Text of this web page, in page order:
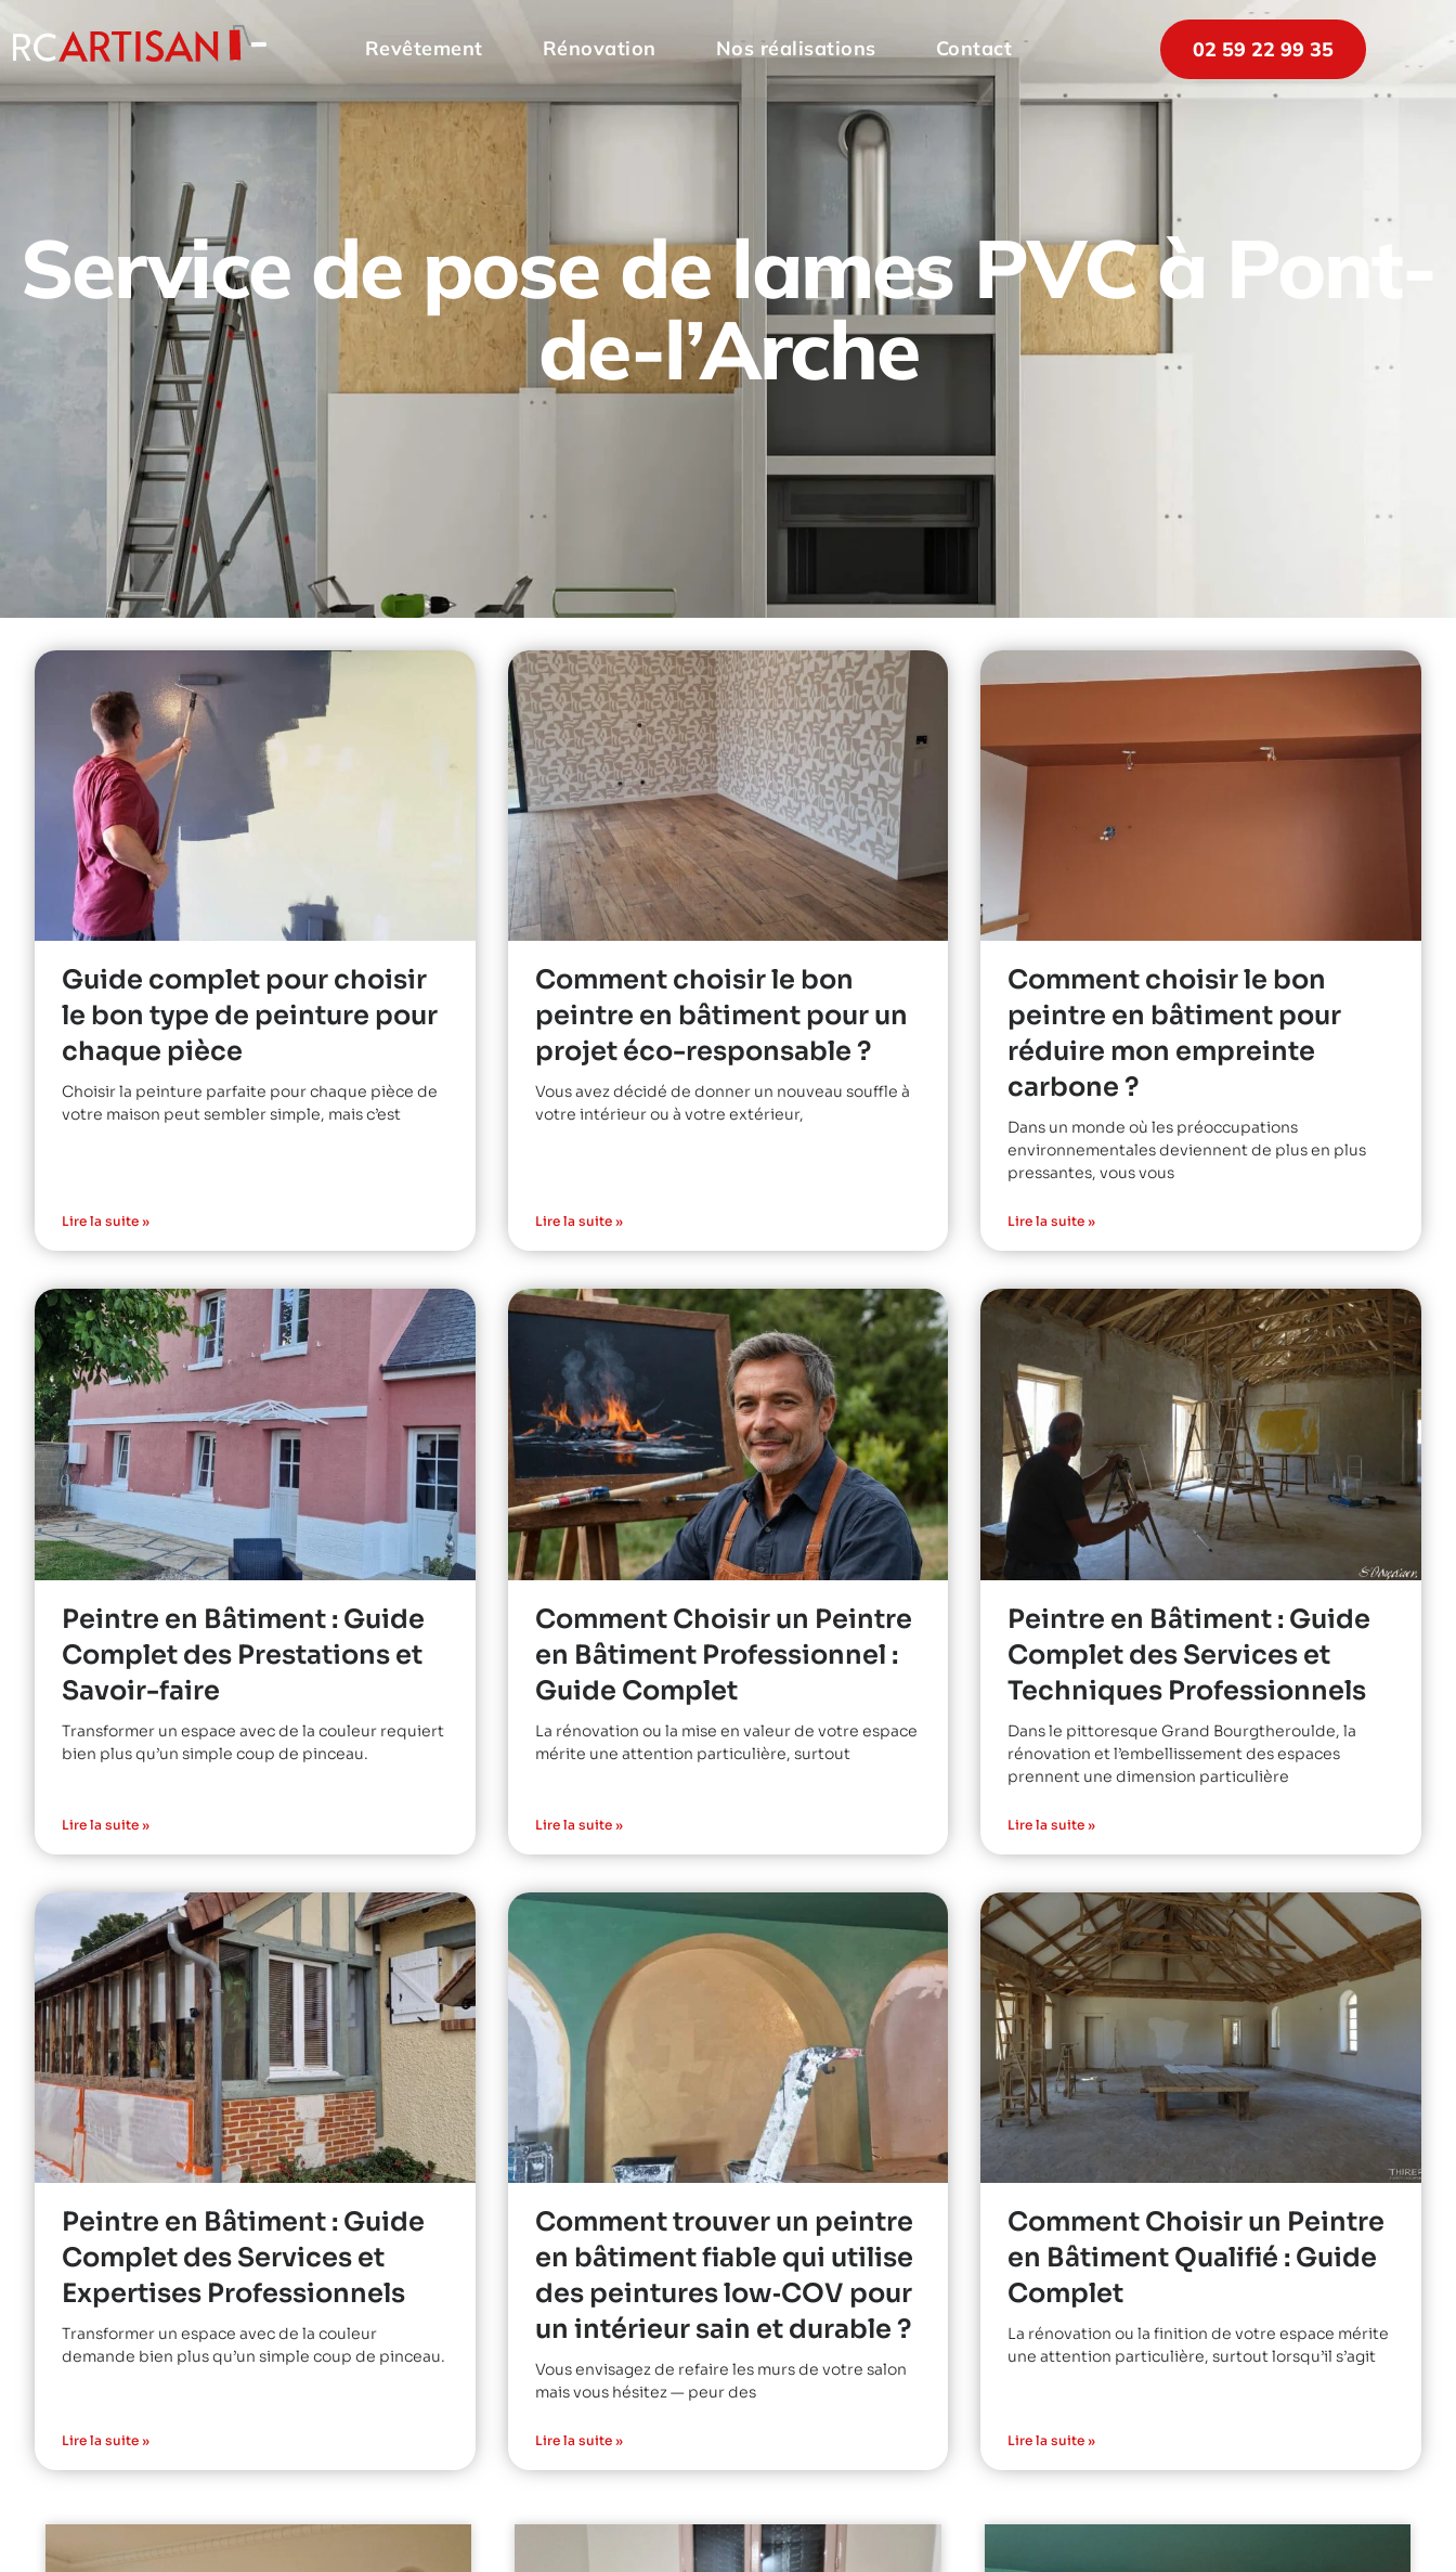
Revêtement Rénovation Nos réalisations Contact 02 59 22 99 35
Service de pose de lames PVC à Pont-
de-l’Arche
Guide complet pour choisir
le bon type de peinture pour
chaque pièce
Choisir la peinture parfaite pour chaque pièce de
votre maison peut sembler simple, mais c’est
Lire la suite »
Comment choisir le bon
peintre en bâtiment pour un
projet éco-responsable ?
Vous avez décidé de donner un nouveau souffle à
votre intérieur ou à votre extérieur,
Lire la suite »
Comment choisir le bon
peintre en bâtiment pour
réduire mon empreinte
carbone ?
Dans un monde où les préoccupations
environnementales deviennent de plus en plus
pressantes, vous vous
Lire la suite »
Peintre en Bâtiment : Guide
Complet des Prestations et
Savoir-faire
Transformer un espace avec de la couleur requiert
bien plus qu’un simple coup de pinceau.
Lire la suite »
Comment Choisir un Peintre
en Bâtiment Professionnel :
Guide Complet
La rénovation ou la mise en valeur de votre espace
mérite une attention particulière, surtout
Lire la suite »
Peintre en Bâtiment : Guide
Complet des Services et
Techniques Professionnels
Dans le pittoresque Grand Bourgtheroulde, la
rénovation et l’embellissement des espaces
prennent une dimension particulière
Lire la suite »
Peintre en Bâtiment : Guide
Complet des Services et
Expertises Professionnels
Transformer un espace avec de la couleur
demande bien plus qu’un simple coup de pinceau.
Lire la suite »
Comment trouver un peintre
en bâtiment fiable qui utilise
des peintures low‑COV pour
un intérieur sain et durable ?
Vous envisagez de refaire les murs de votre salon
mais vous hésitez — peur des
Lire la suite »
Comment Choisir un Peintre
en Bâtiment Qualifié : Guide
Complet
La rénovation ou la finition de votre espace mérite
une attention particulière, surtout lorsqu’il s’agit
Lire la suite »